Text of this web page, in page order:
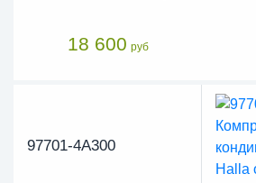
18 600 руб
97701-4A300